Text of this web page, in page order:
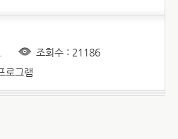
조회수 : 21186
로그램